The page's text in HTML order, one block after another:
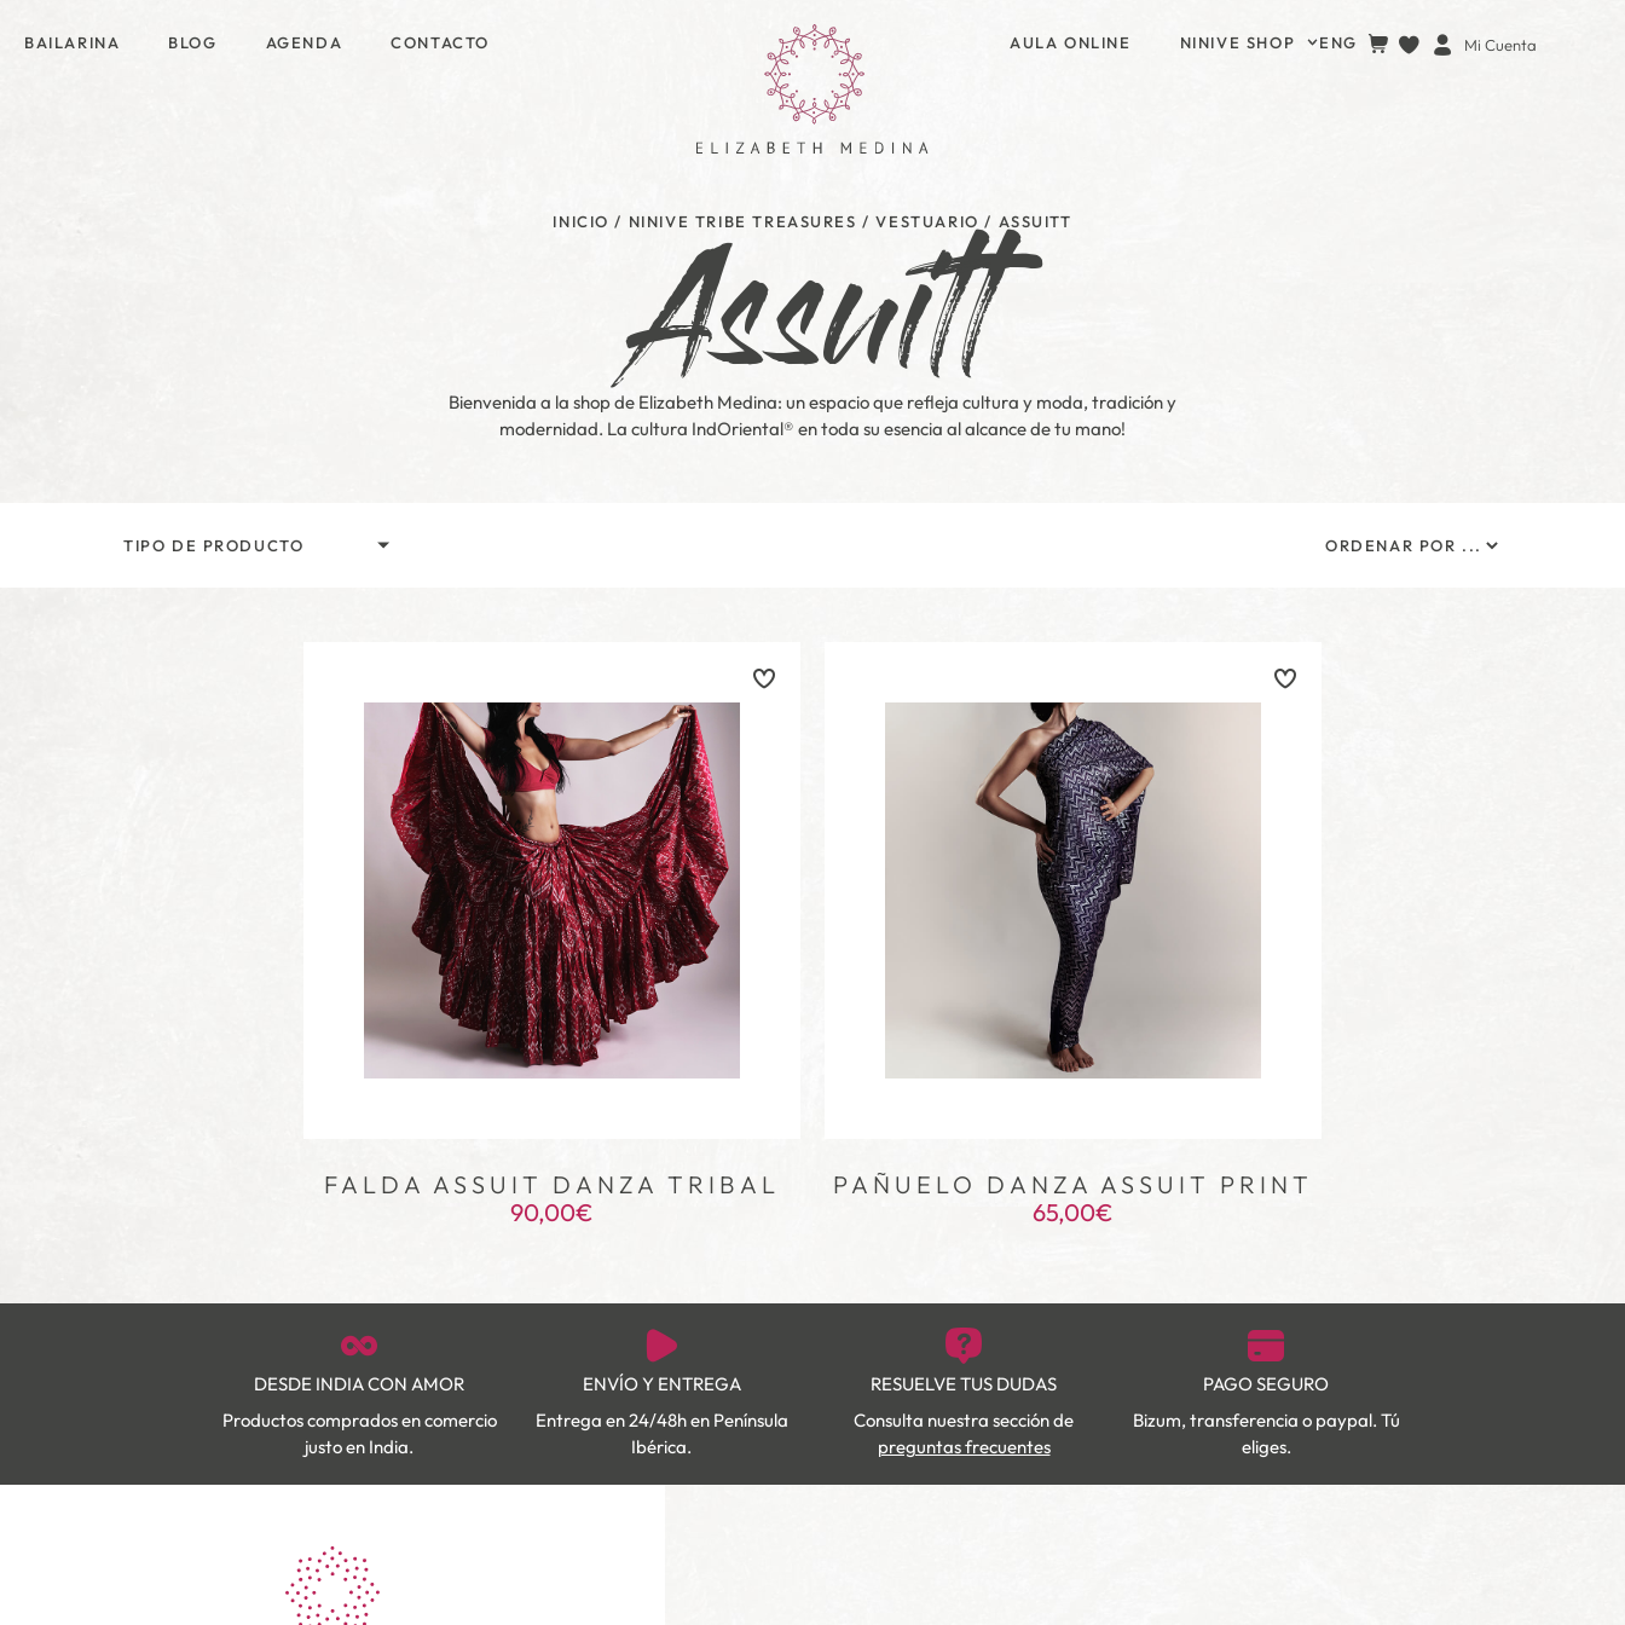
BAILARINA BLOG AGENDA CONTACTO AULA ONLINE NINIVE SHOP ENG Mi Cuenta
INICIO / NINIVE TRIBE TREASURES /VESTUARIO / ASSUITT
Assuitt
Bienvenida a la shop de Elizabeth Medina: un espacio que refleja cultura y moda, tradición y
modernidad. La cultura IndOriental® en toda su esencia al alcance de tu mano!
TIPO DE PRODUCTO
FALDA ASSUIT DANZA TRIBAL
90,00€
PAÑUELO DANZA ASSUIT PRINT
65,00€
DESDE INDIA CON AMOR
Productos comprados en comercio
justo en India.
ENVÍO Y ENTREGA
Entrega en 24/48h en Península
Ibérica.
RESUELVE TUS DUDAS
Consulta nuestra sección de
preguntas frecuentes
PAGO SEGURO
Bizum, transferencia o paypal. Tú
eliges.